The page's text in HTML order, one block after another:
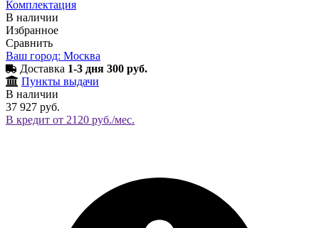
Комплектация
В наличии
Избранное
Сравнить
Ваш город: Москва
Доставка 1-3 дня 300 руб.
Пункты выдачи
В наличии
37 927 руб.
В кредит от 2120 руб./мес.